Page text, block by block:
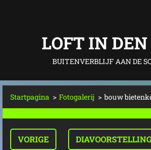
LOFT IN
BUITENVERBLIJF AAN DE
Startpagina > Fotogalerij > bouw
VORIGE DIAVOORSTELLING